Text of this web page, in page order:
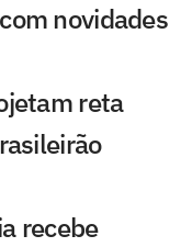
novidades
reta
recebe